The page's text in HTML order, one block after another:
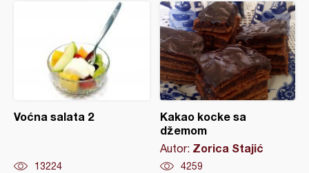
Voćna salata 2
13224
Kakao kocke sa
džemom
Autor: Zorica Stajić
4259